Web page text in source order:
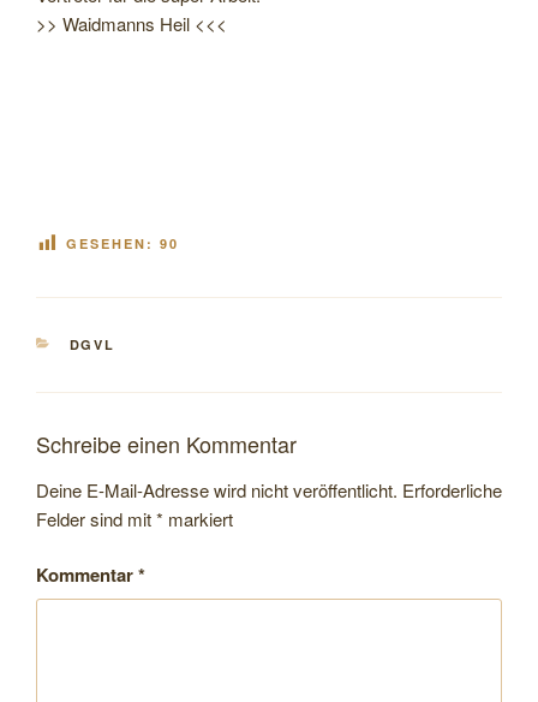
>> Waidmanns Heil <<<
GESEHEN: 90
KATEGORIEN
DGVL
Schreibe einen Kommentar
Deine E-Mail-Adresse wird nicht veröffentlicht. Erforderliche
Felder sind mit* markiert
Kommentar*